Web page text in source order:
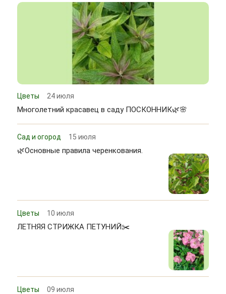
Цветы 24 июля
Многолетний красавец в саду ПОСКОННИК🌿🌸
Сад и огород 15 июля
🌿Основные правила черенкования.
Цветы 10 июля
ЛЕТНЯЯ СТРИЖКА ПЕТУНИЙ✂️
Цветы 09 июля